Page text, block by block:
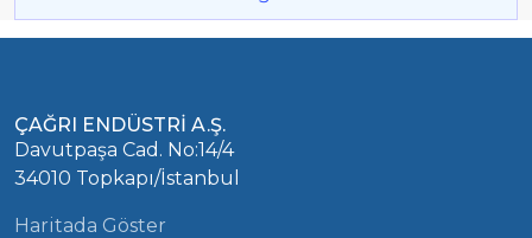
ÇAĞRI ENDÜSTRİ A.Ş.
Davutpaşa Cad. No:14/4
34010 Topkapı/İstanbul
Haritada Göster